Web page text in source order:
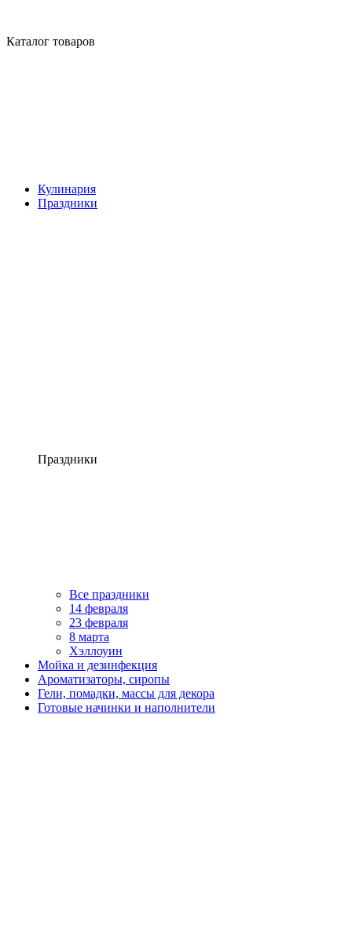
Каталог товаров
Кулинария
Праздники
Праздники
Все праздники
14 февраля
23 февраля
8 марта
Хэллоуин
Мойка и дезинфекция
Ароматизаторы, сиропы
Гели, помадки, массы для декора
Готовые начинки и наполнители